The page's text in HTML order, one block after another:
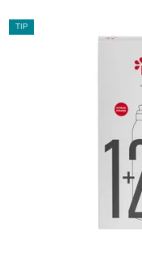
TIP